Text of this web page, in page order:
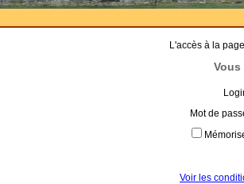
L'accès à la
Mot de
Voir les